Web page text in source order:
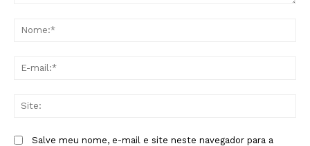
Salve meu nome, e-mail e site neste navegador para a